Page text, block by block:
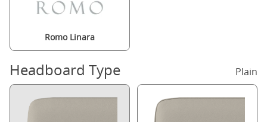
Romo Linara
Headboard Type Plain